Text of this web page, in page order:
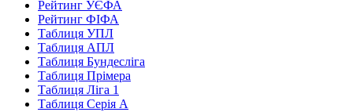
Рейтинг УЄФА
Рейтинг ФІФА
Таблиця УПЛ
Таблиця АПЛ
Таблиця Бундесліга
Таблиця Прімера
Таблиця Ліга 1
Таблиця Серія А